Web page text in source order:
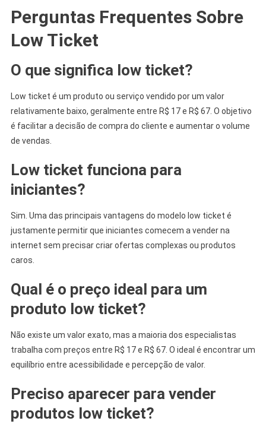
Perguntas Frequentes Sobre
Low Ticket
O que significa low ticket?
Low ticket é um produto ou serviço vendido por um valor
relativamente baixo, geralmente entre R$ 17 e R$ 67. O objetivo
é facilitar a decisão de compra do cliente e aumentar o volume
de vendas.
Low ticket funciona para
iniciantes?
Sim. Uma das principais vantagens do modelo low ticket é
justamente permitir que iniciantes comecem a vender na
internet sem precisar criar ofertas complexas ou produtos
caros.
Qual é o preço ideal para um
produto low ticket?
Não existe um valor exato, mas a maioria dos especialistas
trabalha com preços entre R$ 17 e R$ 67. O ideal é encontrar um
equilíbrio entre acessibilidade e percepção de valor.
Preciso aparecer para vender
produtos low ticket?